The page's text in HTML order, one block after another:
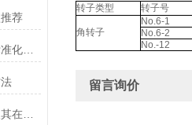
荐
尘埃粒子计数器的测量精度与标准化方法
一平方冷冻干燥机的工作原理及其在材料科学中的重要性
转子类型 转子号
角转子
No.6-1
No.6-2
No.-12
留言询价